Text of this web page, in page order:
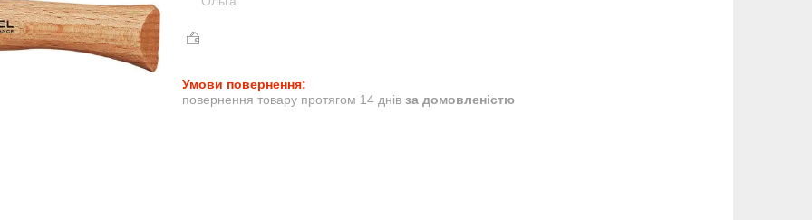
повернення товару протягом 14 днів за домовленістю